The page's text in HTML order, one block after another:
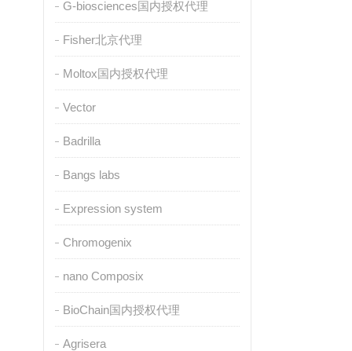
G-biosciences国内授权代理
Fisher北京代理
Moltox国内授权代理
Vector
Badrilla
Bangs labs
Expression system
Chromogenix
nano Composix
BioChain国内授权代理
Agrisera